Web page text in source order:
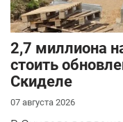
2,7 миллиона
стоить
Скиделе
07 августа 2026